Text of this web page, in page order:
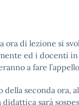
ora di lezione si
ed i docenti
a fare
della seconda ora,
didattica sarà